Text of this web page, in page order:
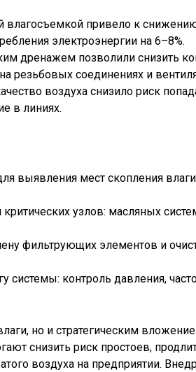
привело к
электроэнергии на 6–8%.
дренажем позволили снизить
резьбовых соединениях и
воздуха снизило риск
в линиях.
выявления мест скопления
узлов: масляных
фильтрующих элементов и
системы: контроль давления,
но и стратегическим
снизить риск простоев,
воздуха на предприятии.